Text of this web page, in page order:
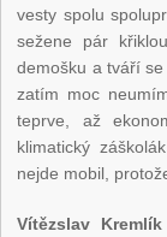
vesty spolu
sežene pár
demošku a tváří
zatím moc
teprve, až
klimatický
nejde mobil,
Vítězslav Kremlík